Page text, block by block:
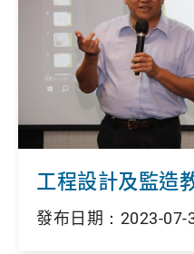
工程設計及監造
發布日期：2023-07-